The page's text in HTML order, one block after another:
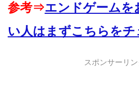
参考⇒エンドゲームを
い人はまずこちらをチ
スポンサーリン